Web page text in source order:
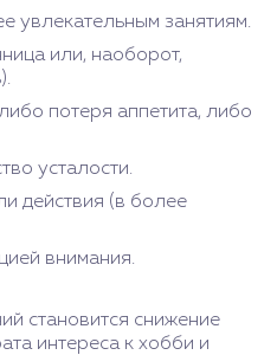
увлекательным занятиям.
или, наоборот,
потеря аппетита, либо
усталости.
действия (в более
внимания.
становится снижение
интереса к хобби и